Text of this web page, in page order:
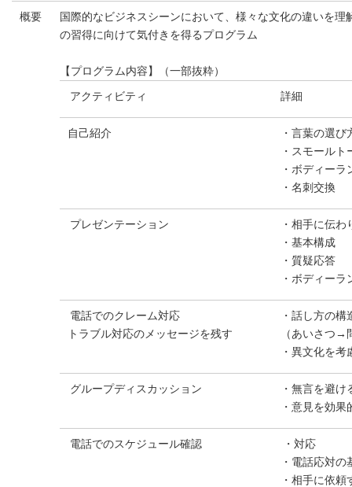
概要
国際的なビジネスシーンにおいて、様々な文化の違いを
の習得に向けて気付きを得るプログラム
【プログラム内容】（一部抜粋）
アクティビティ
詳細
自己紹介
・言葉の選
・スモール
・ボディーラ
・名刺交換
プレゼンテーション
・相手に伝
・基本構成
・質疑応答
・ボディーラ
電話でのクレーム対応
トラブル対応のメッセージを残す
・話し方の構
（あいさつ
・異文化を
グループディスカッション
・無言を避け
・意見を効
電話でのスケジュール確認
・対応
・電話応対の
・相手に依